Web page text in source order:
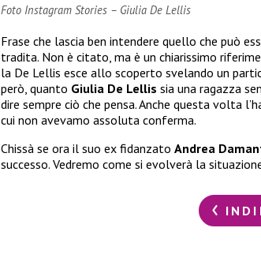
Foto Instagram Stories – Giulia De Lellis
Frase che lascia ben intendere quello che può
tradita. Non è citato, ma è un chiarissimo
la De Lellis esce allo scoperto svelando un
però, quanto Giulia De Lellis sia una ragazza
dire sempre ciò che pensa. Anche questa volta
cui non avevamo assoluta conferma.
Chissà se ora il suo ex fidanzato Andrea
successo. Vedremo come si evolverà la